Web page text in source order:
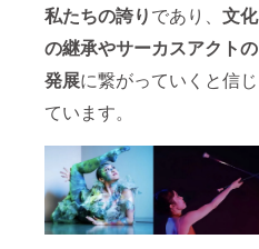
私たちの誇りであり、 文化
の継承やサーカスアクトの
発展に繋がっていくと信じ
ています。